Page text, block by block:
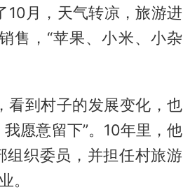
10月，天气转凉，旅游进
售，“苹果、小米、小杂
看到村子的发展变化，也
愿意留下”。10年里，他
组织委员，并担任村旅游
。